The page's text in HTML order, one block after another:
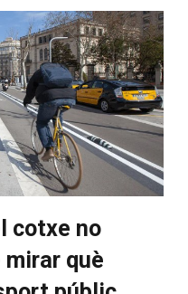
cotxe no
què